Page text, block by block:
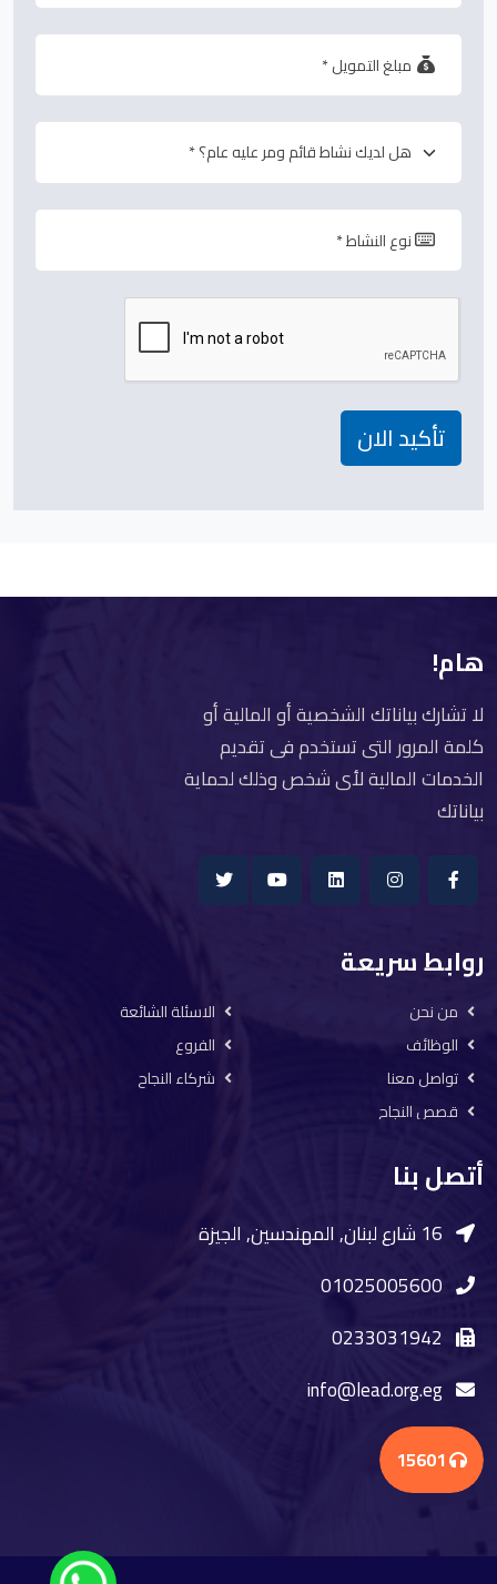
تأكيد الان
هام!
لا تشارك بياناتك الشخصية أو المالية أو
كلمة المرور التى تستخدم فى تقديم
الخدمات المالية لأى شخص وذلك لحماية
بياناتك
روابط سريعة
من نحن
الوظائف
تواصل معنا
قصص النجاح
الاسئلة الشائعة
الفروع
شركاء النجاح
أتصل بنا